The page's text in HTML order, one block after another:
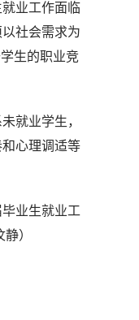
业工作面临
社会需求为
生的职业竞
就业学生，
心理调适等
业生就业工
）